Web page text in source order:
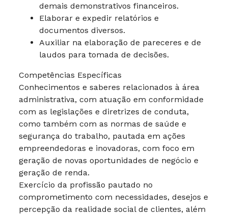
demais demonstrativos financeiros.
Elaborar e expedir relatórios e
documentos diversos.
Auxiliar na elaboração de pareceres e de
laudos para tomada de decisões.
Competências Específicas
Conhecimentos e saberes relacionados à área
administrativa, com atuação em conformidade
com as legislações e diretrizes de conduta,
como também com as normas de saúde e
segurança do trabalho, pautada em ações
empreendedoras e inovadoras, com foco em
geração de novas oportunidades de negócio e
geração de renda.
Exercício da profissão pautado no
comprometimento com necessidades, desejos e
percepção da realidade social de clientes, além